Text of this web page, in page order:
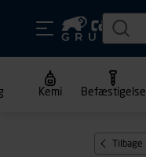
Kemi Befæstigelse
Tilbage